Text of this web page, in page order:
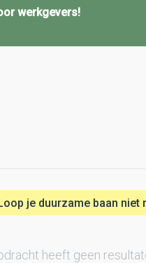
werkgevers!
je duurzame baan niet
heeft geen